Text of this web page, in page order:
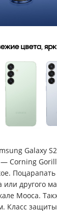
Galaxy
Corning
или другого
Мооса.
Класс